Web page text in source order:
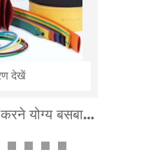
देखें
योग्य बसबार